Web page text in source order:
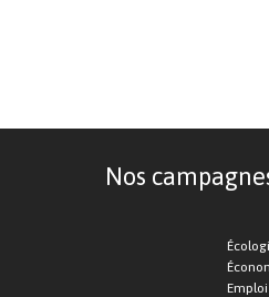
Nos
Emploi